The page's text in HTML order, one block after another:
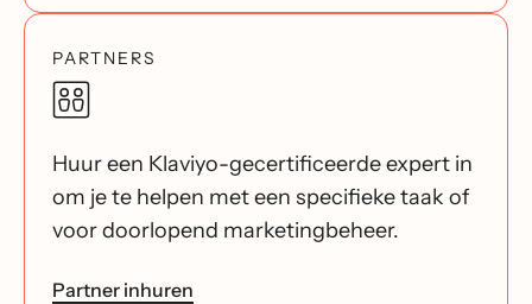
PARTNERS
Huur een Klaviyo-gecertificeerde expert in
om je te helpen met een specifieke taak of
voor doorlopend marketingbeheer.
Partner inhuren